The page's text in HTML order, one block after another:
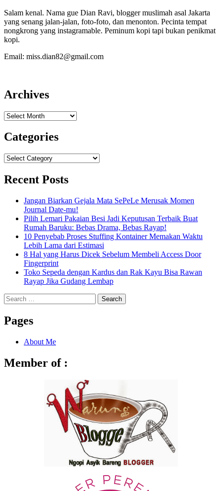
Salam kenal. Nama gue Dian Ravi, blogger muslimah asal Jakarta
yang senang jalan-jalan, foto-foto, dan menonton. Pecinta tempat
nongkrong yang instagramable. Peminum kopi tapi bukan penikmat
kopi.
Email: miss.dian82@gmail.com
Archives
Archives
Categories
Categories
Recent Posts
Jangan Biarkan Gejala Mata SePeLe Merusak Momen
Journal Date-mu!
Pilih Lemari Pakaian Besi Jadi Keputusan Terbaik Buat
Rumah Baruku: Bebas Drama, Bebas Rayap!
10 Penyebab Proses Stuffing Kontainer Memakan Waktu
Lebih Lama dari Estimasi
8 Hal yang Harus Dicek Sebelum Membeli Access Door
Fingerprint
Toko Sepeda dengan Kardus dan Rak Kayu Bisa Rawan
Rayap Jika Gudang Lembap
Search
for:
Pages
About Me
Member of :